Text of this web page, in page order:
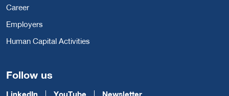
Career
Employers
Human Capital Activities
Follow us
LinkedIn YouTube Newsletter